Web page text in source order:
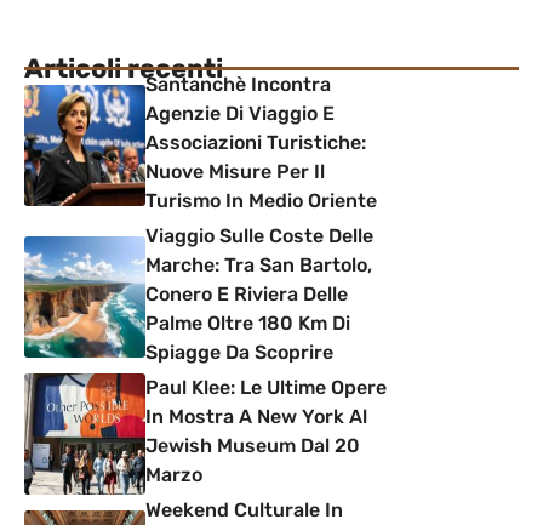
Articoli recentiSantanchè Incontra
Agenzie Di Viaggio E
Associazioni Turistiche:
Nuove Misure Per Il
Turismo In Medio Oriente
Viaggio Sulle Coste Delle
Marche: Tra San Bartolo,
Conero E Riviera Delle
Palme Oltre 180 Km Di
Spiagge Da Scoprire
Paul Klee: Le Ultime Opere
In Mostra A New York Al
Jewish Museum Dal 20
Marzo
Weekend Culturale In